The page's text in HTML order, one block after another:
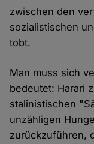
zwischen den
sozialistischen
tobt.
Man muss sich
bedeutet: Harari
stalinistischen
unzähligen
zurückzuführen,